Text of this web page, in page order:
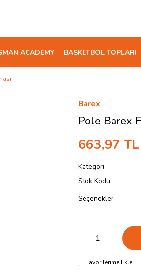
ACADEMY BASKETBOL TOPLARI
Barex
Pole Barex
663,97 TL
Kategori
Stok Kodu
Seçenekler